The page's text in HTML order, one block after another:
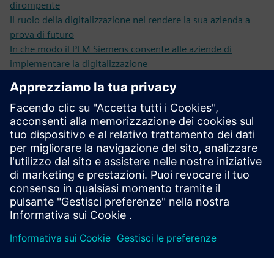
dirompente
Il ruolo della digitalizzazione nel rendere la sua azienda a
prova di futuro
In che modo il PLM Siemens consente alle aziende di
implementare la digitalizzazione
Strategia di Digital transformation
I nostri esperti offrono workshop di consulenza per aiutarla
a determinare le soluzioni di cui ha bisogno per avere
successo in ogni fase del suo viaggio.
Saperne di più